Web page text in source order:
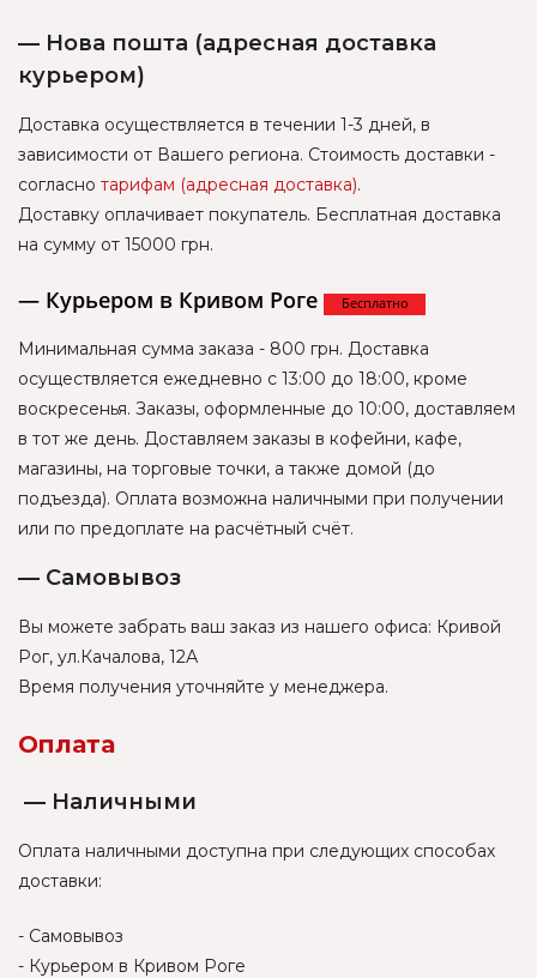
— Нова пошта (адресная доставка
курьером)
Доставка осуществляется в течении 1-3 дней, в
зависимости от Вашего региона. Стоимость доставки -
согласно тарифам (адресная доставка).
Доставку оплачивает покупатель. Бесплатная доставка
на сумму от 15000 грн.
— Курьером в Кривом Роге Бесплатно
Минимальная сумма заказа - 800 грн. Доставка
осуществляется ежедневно с 13:00 до 18:00, кроме
воскресенья. Заказы, оформленные до 10:00, доставляем
в тот же день. Доставляем заказы в кофейни, кафе,
магазины, на торговые точки, а также домой (до
подъезда). Оплата возможна наличными при получении
или по предоплате на расчётный счёт.
— Самовывоз
Вы можете забрать ваш заказ из нашего офиса: Кривой
Рог, ул.Качалова, 12А
Время получения уточняйте у менеджера.
Оплата
— Наличными
Оплата наличными доступна при следующих способах
доставки:
- Самовывоз
- Курьером в Кривом Роге